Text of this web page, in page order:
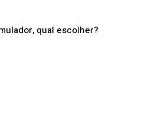
qual escolher?